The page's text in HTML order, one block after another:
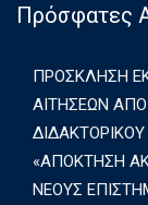
Πρόσφατες
ΠΡΟΣΚΛΗΣΗ
ΑΙΤΗΣΕΩΝ
«ΑΠΟΚΤΗΣΗ
ΝΕΟΥΣ